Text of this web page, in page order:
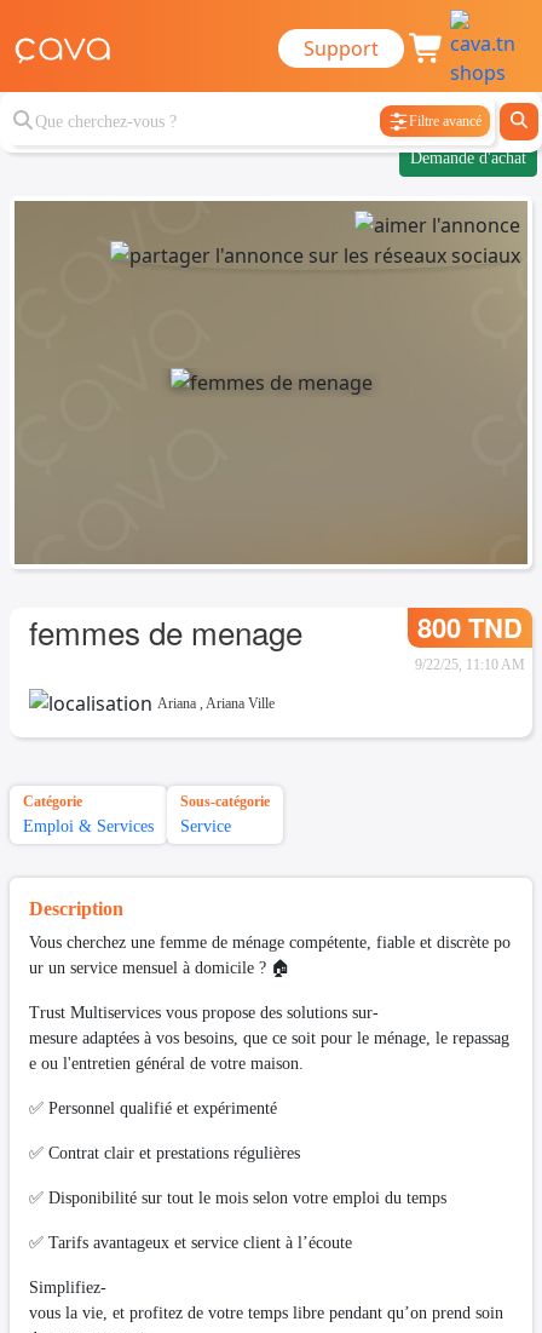
Support
Filtre avancé
Demande d'achat
femmes de menage 800 TND
9/22/25, 11:10 AM
Ariana , Ariana Ville
Catégorie
Emploi & Services
Sous-catégorie
Service
Description
Vous cherchez une femme de ménage compétente, fiable et discrète po
ur un service mensuel à domicile ? 🏠
Trust Multiservices vous propose des solutions sur-
mesure adaptées à vos besoins, que ce soit pour le ménage, le repassag
e ou l'entretien général de votre maison.
✅ Personnel qualifié et expérimenté
✅ Contrat clair et prestations régulières
✅ Disponibilité sur tout le mois selon votre emploi du temps
✅ Tarifs avantageux et service client à l’écoute
Simplifiez-
vous la vie, et profitez de votre temps libre pendant qu’on prend soin